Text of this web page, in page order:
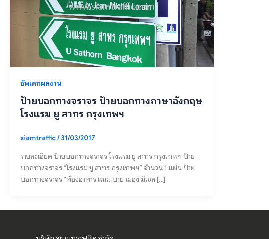
อัพเดทผลงาน
ป้ายบอกทางจราจร ป้ายบอกทางภาษาอังกฤษ
โรงแรม ยู สาทร กรุงเทพฯ
siamtraffic/31/03/2017
รายละเอียด ป้ายบอกทางจราจร โรงแรม ยู สาทร กรุงเทพฯ ป้าย
บอกทางจราจร “โรงแรม ยู สาทร กรุงเทพฯ” จำนวน 1 แผ่น ป้าย
บอกทางจราจร “ห้องอาหาร เฌม บาย ฌอง มิเชล […]